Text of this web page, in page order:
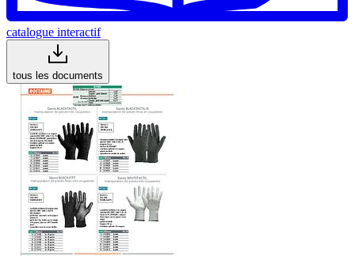
catalogue interactif
tous les documents